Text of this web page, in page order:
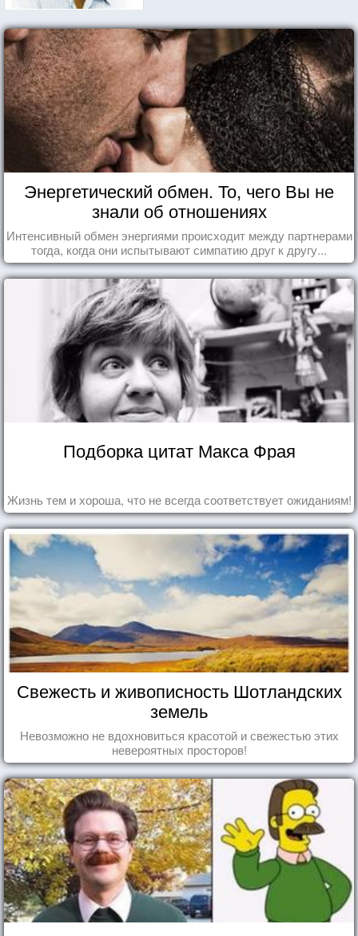
Энергетический обмен. То, чего Вы не
знали об отношениях
Интенсивный обмен энергиями происходит между партнерами
тогда, когда они испытывают симпатию друг к другу...
Подборка цитат Макса Фрая
Жизнь тем и хороша, что не всегда соответствует ожиданиям!
Свежесть и живописность Шотландских
земель
Невозможно не вдохновиться красотой и свежестью этих
невероятных просторов!